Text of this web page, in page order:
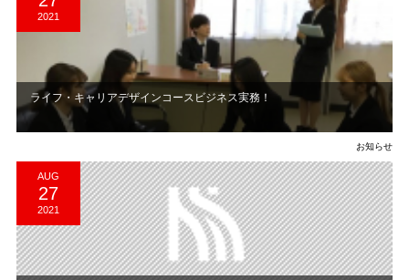
2021
ライフ・キャリアデザインコースビジネス実務！
お知らせ
AUG
27
2021